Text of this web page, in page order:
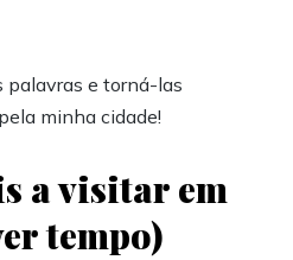
palavras e torná-las
minha cidade!
a visitar em
tempo)